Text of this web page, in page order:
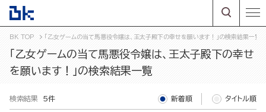
BK TOP 「乙女ゲームの当て馬悪役令嬢は、王太子殿下の幸せを願います！」の検索結果一覧
「乙女ゲームの当て馬悪役令嬢は、王太子殿下の幸せ
を願います！」の検索結果一覧
検索結果 5件 新着順 タイトル順